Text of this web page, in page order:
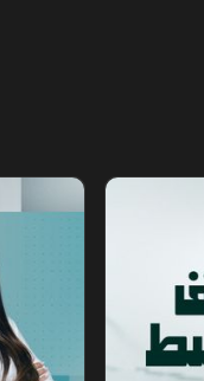
الخبر الآخر